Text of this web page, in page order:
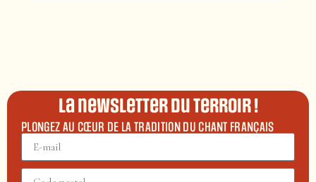
La newsletter du terroir !
PLONGEZ AU CŒUR DE LA TRADITION DU CHANT FRANÇAIS